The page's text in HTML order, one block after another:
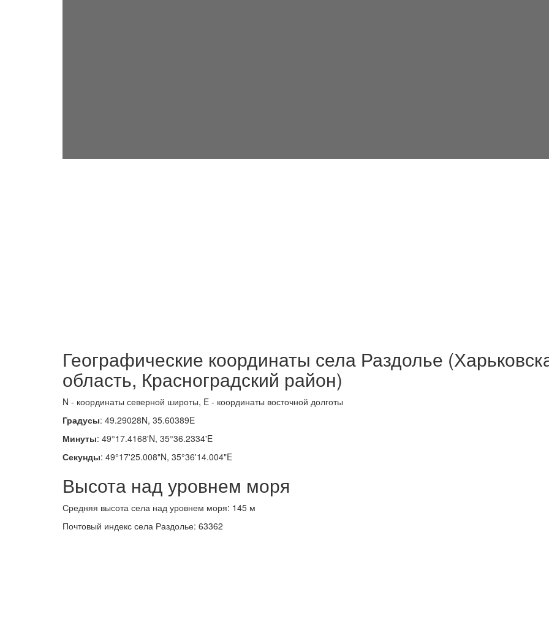
Географические координаты села Раздолье
область, Красноградский район)
N - координаты северной широты, E - координаты восточной долготы
Градусы: 49.29028N, 35.60389E
Минуты: 49°17.4168'N, 35°36.2334'E
Секунды: 49°17'25.008"N, 35°36'14.004"E
Высота над уровнем моря
Средняя высота села над уровнем моря: 145 м
Почтовый индекс села Раздолье: 63362